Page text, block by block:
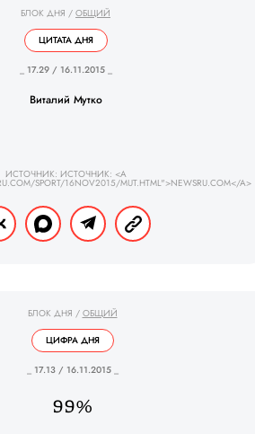
БЛОК ДНЯ / ОБЩИЙ
ЦИТАТА ДНЯ
_ 17.29 / 16.11.2015 _
Виталий Мутко
ИСТОЧНИК: ИСТОЧНИК: <A
SPORT/16NOV2015/MUT.HTML">NEWSRU.COM</A>
БЛОК ДНЯ / ОБЩИЙ
ЦИФРА ДНЯ
_ 17.13 / 16.11.2015 _
99%